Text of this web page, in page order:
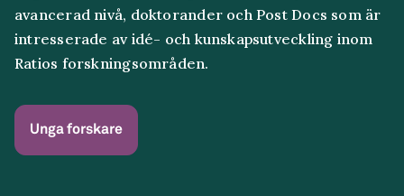
avancerad nivå, doktorander och Post Docs som är
intresserade av idé- och kunskapsutveckling inom
Ratios forskningsområden.
Unga forskare